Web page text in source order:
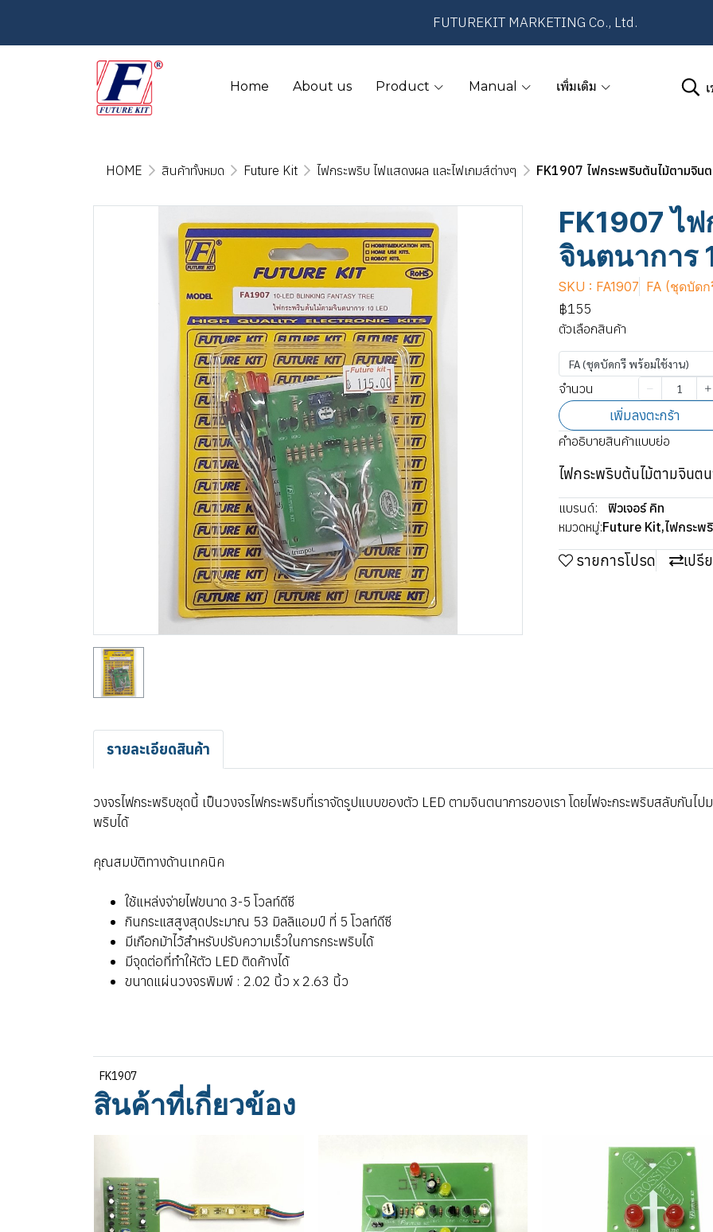
FUTUREKIT MARKETING Co., Ltd.
Home About us Product Manual เพิ่มเติม
HOME สินค้าทั้งหมด Future Kit ไฟกระพริบ ไฟแสดงผล และไฟเกมส์ต่างๆ FK1907 ไฟกระพริบต้นไม้ตามจิน
FK1907 ไ
จินตนาการ
SKU : FA1907 FA (ชุดบัด
฿155
ตัวเลือกสินค้า
FA (ชุดบัดกรี พร้อมใช้งาน)
จำนวน
เพิ่มลงตะกร้า
คำอธิบายสินค้าแบบย่อ
ไฟกระพริบต้นไม้ตามจินต
แบรนด์:
ฟิวเจอร์ คิท
หมวดหมู่:Future Kit,ไฟกระพ
รายการโปรด เปรี
รายละเอียดสินค้า
วงจรไฟกระพริบชุดนี้ เป็นวงจรไฟกระพริบที่เราจัดรูปแบบของตัว LED ตามจินตนาการของเรา โดยไฟจะกระพริบสลับกันไ
พริบได้
คุณสมบัติทางด้านเทคนิค
ใช้แหล่งจ่ายไฟขนาด 3-5 โวลท์ดีซี
กินกระแสสูงสุดประมาณ 53 มิลลิแอมป์ ที่ 5 โวลท์ดีซี
มีเกือกม้าไว้สำหรับปรับความเร็วในการกระพริบได้
มีจุดต่อที่ทำให้ตัว LED ติดค้างได้
ขนาดแผ่นวงจรพิมพ์ : 2.02 นิ้ว x 2.63 นิ้ว
FK1907
สินค้าที่เกี่ยวข้อง